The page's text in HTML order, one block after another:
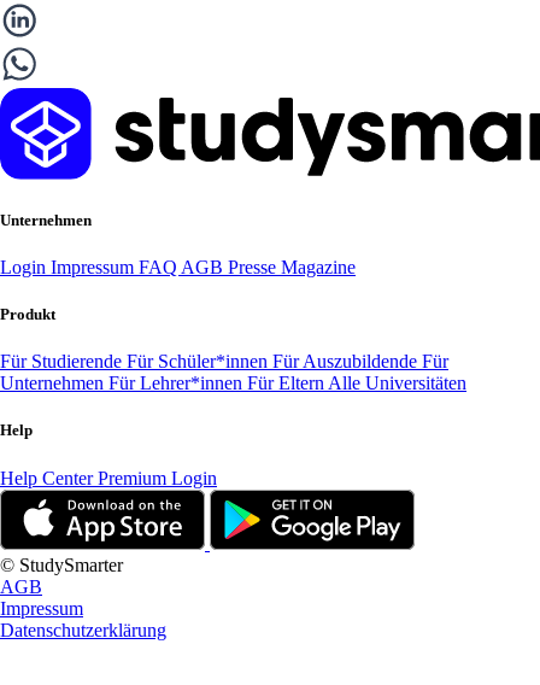
Unternehmen
Login Impressum FAQ AGB Presse Magazine
Produkt
Für Studierende Für Schüler*innen Für Auszubildende Für
Unternehmen Für Lehrer*innen Für Eltern Alle Universitäten
Help
Help CenterPremium Login
© StudySmarter
AGB
Impressum
Datenschutzerklärung